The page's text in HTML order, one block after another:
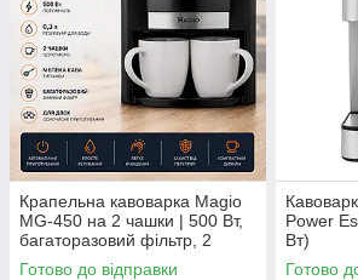
Крапельна кавоварка Magio
MG-450 на 2 чашки | 500 Вт,
багаторазовий фільтр, 2
керамічні чашки в комплекті
Готово до відправки
Power
Вт)
Готово